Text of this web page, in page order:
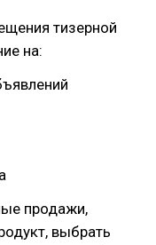
тизерной
на:
продажи,
выбрать